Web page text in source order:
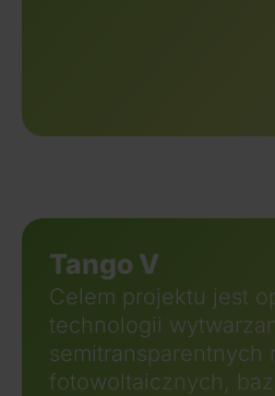
Tango V
Celem projektu jest
technologii
semitransparentnych
fotowoltaicznych,